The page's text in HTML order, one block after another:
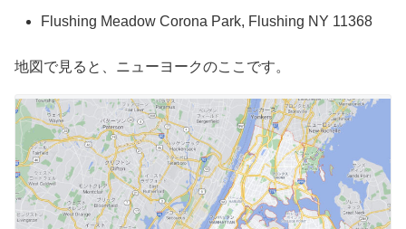
Flushing Meadow Corona Park, Flushing NY 11368
地図で見ると、ニューヨークのここです。